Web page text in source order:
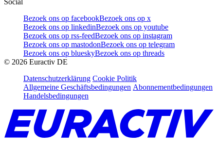
Bezoek ons op facebookBezoek ons op x
Bezoek ons op linkedinBezoek ons op youtube
Bezoek ons op rss-feedBezoek ons op instagram
Bezoek ons op mastodonBezoek ons op telegram
Bezoek ons op blueskyBezoek ons op threads
© 2026 Euractiv DE
Datenschutzerklärung Cookie Politik
Allgemeine Geschäftsbedingungen Abonnementbedingungen
Handelsbedingungen